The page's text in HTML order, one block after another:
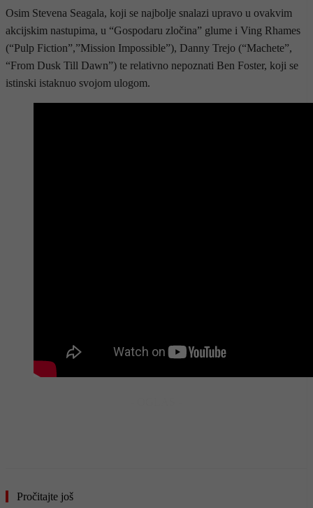
Osim Stevena Seagala, koji se najbolje snalazi upravo u ovakvim
akcijskim nastupima, u “Gospodaru zločina” glume i Ving Rhames
(“Pulp Fiction”,”Mission Impossible”), Danny Trejo (“Machete”,
“From Dusk Till Dawn”) te relativno nepoznati Ben Foster, koji se
istinski istaknuo svojom ulogom.
Pročitajte još